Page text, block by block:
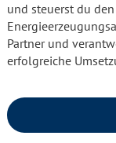
und steuerst du
Partner und
erfolgreiche